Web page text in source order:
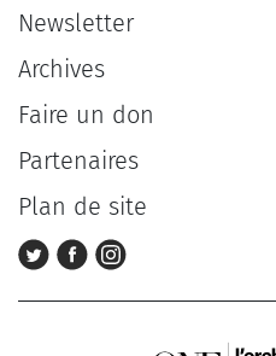
Newsletter
Archives
Faire un don
Partenaires
Plan de site